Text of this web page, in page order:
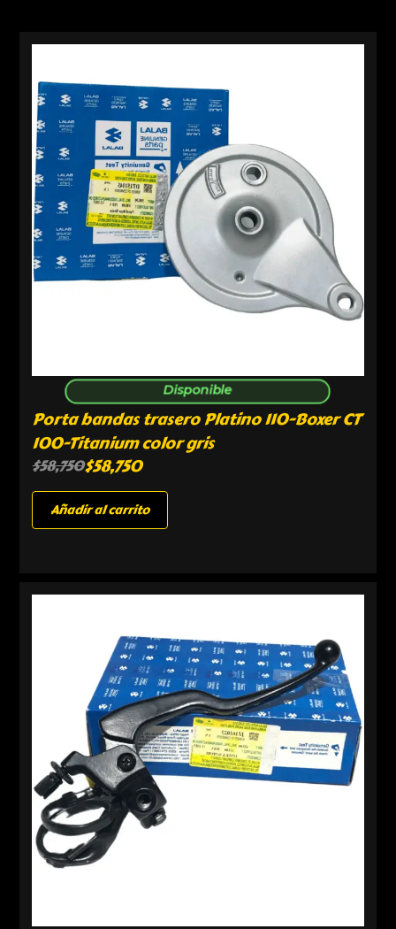
Disponible
Porta bandas trasero Platino 110-Boxer CT
100-Titanium color gris
$58,750$58,750
Añadir al carrito